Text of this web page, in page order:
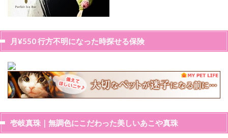
月¥550 行方不明になった時探せる保険
壱岐真珠｜無調色にこだわった美しいあこや真珠